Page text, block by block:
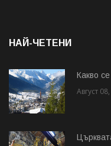
НАЙ-ЧЕТЕНИ
Какво
Август